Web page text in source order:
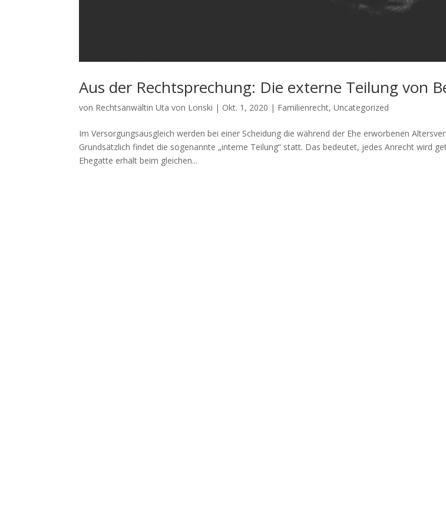
Aus der Rechtsprechung: Die externe Teilung von
von Rechtsanwältin Uta von Lonski | Okt. 1, 2020 | Familienrecht,Uncategorized
Im Versorgungsausgleich werden bei einer Scheidung die während der Ehe erworbenen
Grundsätzlich findet die sogenannte „interne Teilung“ statt. Das bedeutet, jedes Anrecht wird
Ehegatte erhält beim gleichen...